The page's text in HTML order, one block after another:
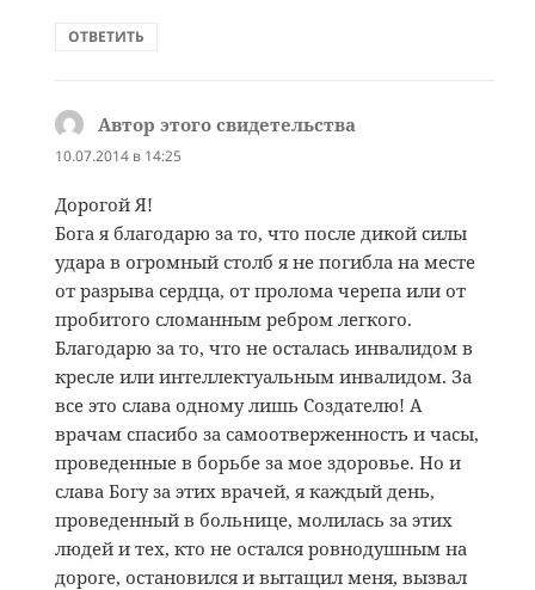
ОТВЕТИТЬ
Автор этого свидетельства
10.07.2014 в 14:25
Дорогой Я!
Бога я благодарю за то, что после дикой силы
удара в огромный столб я не погибла на месте
от разрыва сердца, от пролома черепа или от
пробитого сломанным ребром легкого.
Благодарю за то, что не осталась инвалидом в
кресле или интеллектуальным инвалидом. За
все это слава одному лишь Создателю! А
врачам спасибо за самоотверженность и часы,
проведенные в борьбе за мое здоровье. Но и
слава Богу за этих врачей, я каждый день,
проведенный в больнице, молилась за этих
людей и тех, кто не остался ровнодушным на
дороге, остановился и вытащил меня, вызвал